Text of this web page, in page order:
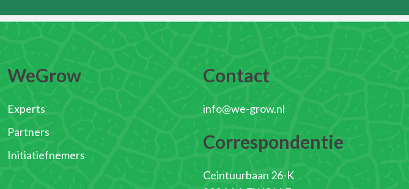
WeGrow
Experts
Partners
Initiatiefnemers
Contact
info@we-grow.nl
Correspondentie
Ceintuurbaan 26-K